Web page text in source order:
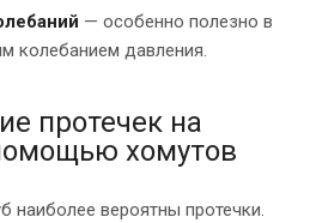
— особенно полезно в
колебанием давления.
протечек на
хомутов
наиболее вероятны протечки.